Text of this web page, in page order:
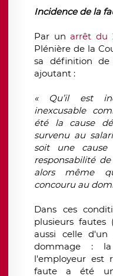
Incidence de la
Par unarrêt du
Plénière de la
sa définition de
ajoutant :
« Qu’il est
inexcusable
été la cause
survenu au
soit une cause
responsabilité
alors même
concouru au
Dans ces
plusieurs
aussi celle
dommage :
l'employeur est
faute a été